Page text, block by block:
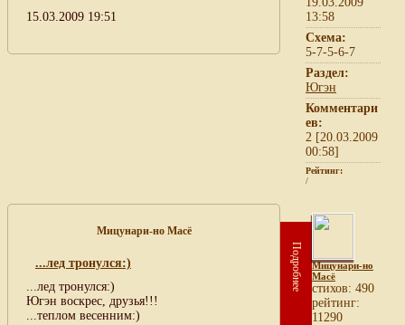
15.03.2009 19:51
13:58
Схема:
5-7-5-6-7
Раздел:
Югэн
Комментари
ев:
2 [20.03.2009
00:58]
Рейтинг:
/
Мицунари-но Масё
...лед тронулся:)
...лед тронулся:)
Югэн воскрес, друзья!!!
...теплом весенним:)
Подробнее
Мицунари-но
Масё
cтихов: 490
рейтинг:
11290